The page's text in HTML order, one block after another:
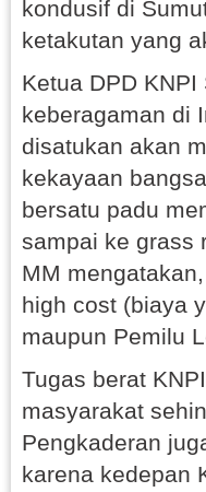
kondusif di
ketakutan yang
Ketua DPD
keberagaman di
disatukan akan
kekayaan
bersatu padu
sampai ke grass
MM
high cost (biaya
maupun Pemilu
Tugas berat
masyarakat
Pengkaderan
karena kedepan